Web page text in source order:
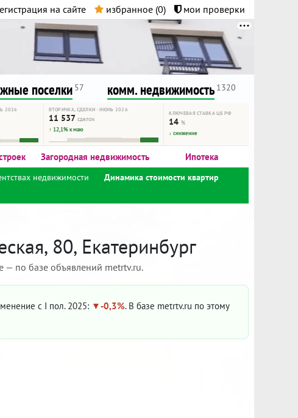
на сайте избранное (0) мои проверки
поселки 57 комм. недвижимость 1320
2026 ВТОРИЧКА, СДЕЛКИ · ИЮНЬ 2026
11 537 сделок
↑ 12,1% к маю
КЛЮЧЕВАЯ СТАВКА ЦБ РФ
14%
↓ снижение
Загородная недвижимость Ипотека
недвижимости
Динамика стоимости квартир
80, Екатеринбург
— по базе объявлений metrtv.ru.
с I пол. 2025: -0,3%. В базе metrtv.ru по этому